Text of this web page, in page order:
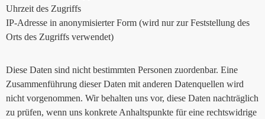
Uhrzeit des Zugriffs
IP-Adresse in anonymisierter Form (wird nur zur Feststellung des
Orts des Zugriffs verwendet)
Diese Daten sind nicht bestimmten Personen zuordenbar. Eine
Zusammenführung dieser Daten mit anderen Datenquellen wird
nicht vorgenommen. Wir behalten uns vor, diese Daten nachträglich
zu prüfen, wenn uns konkrete Anhaltspunkte für eine rechtswidrige